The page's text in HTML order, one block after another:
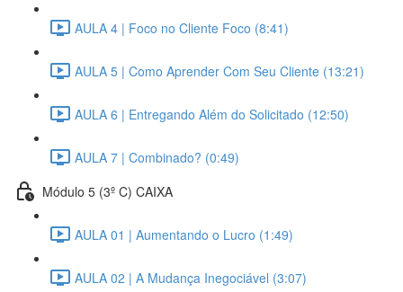
AULA 4 | Foco no Cliente Foco (8:41)
AULA 5 | Como Aprender Com Seu Cliente (13:21)
AULA 6 | Entregando Além do Solicitado (12:50)
AULA 7 | Combinado? (0:49)
Módulo 5 (3º C) CAIXA
AULA 01 | Aumentando o Lucro (1:49)
AULA 02 | A Mudança Inegociável (3:07)